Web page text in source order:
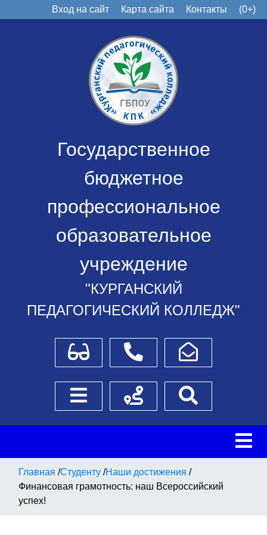
Вход на сайт Карта сайта Контакты (0+)
Государственное
бюджетное
профессиональное
образовательное
учреждение
"КУРГАНСКИЙ
ПЕДАГОГИЧЕСКИЙ КОЛЛЕДЖ"
Для слабовидящихТелефоныНаписать обращение
Боковое менюСхема проезда
Главная /Студенту /Наши достижения /
Финансовая грамотность: наш Всероссийский
успех!